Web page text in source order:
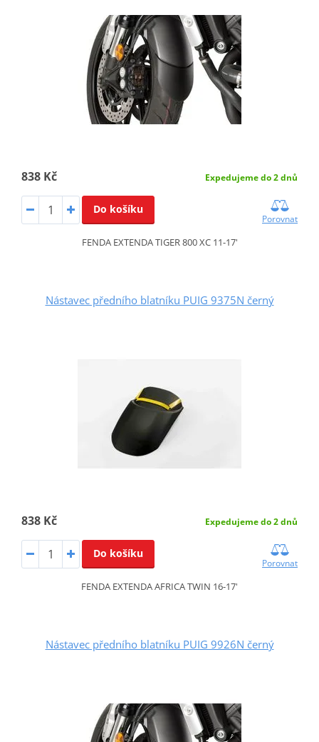
838 Kč Expedujeme do 2 dnů
Do košíku
Porovnat
FENDA EXTENDA TIGER 800 XC 11-17'
Nástavec předního blatníku PUIG 9375N černý
838 Kč Expedujeme do 2 dnů
Do košíku
Porovnat
FENDA EXTENDA AFRICA TWIN 16-17'
Nástavec předního blatníku PUIG 9926N černý